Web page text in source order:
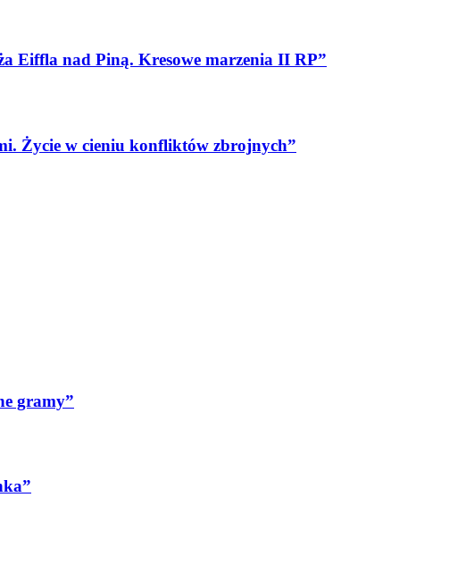
Eiffla nad Piną. Kresowe marzenia II RP”
Życie w cieniu konfliktów zbrojnych”
gramy”